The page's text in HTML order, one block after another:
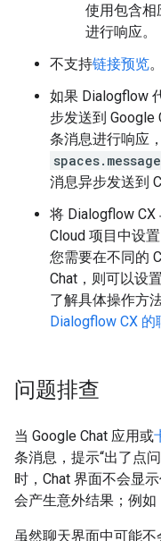
使用包含相
进行响应。
不支持链接预览。
如果 Dialogflow
步发送到 Google
条消息进行响应
消息异步发送到
将 Dialogflow CX
Cloud 项目中设
您需要在不同的
Chat，则可以设
了解具体操作方
Dialogflow CX 的
问题排查
当 Google Chat 应用或
条消息，提示“出了点
时，Chat 界面不会显
会产生意外结果；例如
虽然聊天界面中可能